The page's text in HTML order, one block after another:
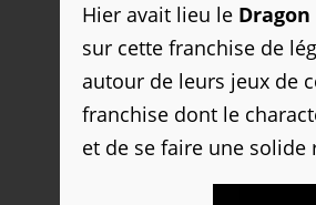
Hier avait lieu le
sur cette franchise de
autour de leurs jeux de
franchise dont le
et de se faire une solide